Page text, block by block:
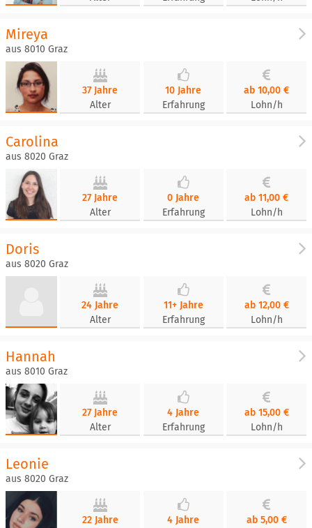
Mireya
aus 8010 Graz
37 Jahre
Alter
10 Jahre
Erfahrung
ab 10,00 €
Lohn/h
Carolina
aus 8020 Graz
27 Jahre
Alter
0 Jahre
Erfahrung
ab 11,00 €
Lohn/h
Doris
aus 8020 Graz
24 Jahre
Alter
11+ Jahre
Erfahrung
ab 12,00 €
Lohn/h
Hannah
aus 8010 Graz
27 Jahre
Alter
4 Jahre
Erfahrung
ab 15,00 €
Lohn/h
Leonie
aus 8020 Graz
22 Jahre
4 Jahre
ab 5,00 €